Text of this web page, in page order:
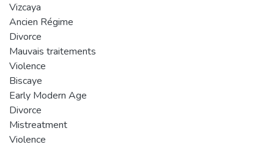
Vizcaya
Ancien Régime
Divorce
Mauvais traitements
Violence
Biscaye
Early Modern Age
Divorce
Mistreatment
Violence